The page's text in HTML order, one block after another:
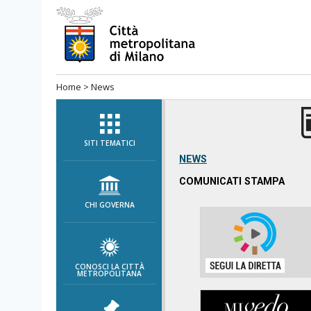
Salta
al
menù
navigazione
Salta
al
menù
navigazione
interna
Salta
contenuto
Salta
Home > News
SITI TEMATICI
CHI GOVERNA
CONOSCI LA CITTÀ
METROPOLITANA
NEWS
COMUNICATI STAMPA